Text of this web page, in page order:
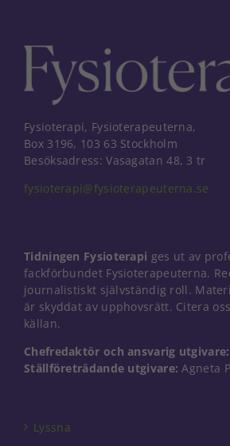
Fysioterapi, Fysioterapeuterna,
Box 3196, 103 63 Stockholm
Besöksadress: Vasagatan 48, 3 tr
fysioterapi@fysioterapeuterna.se
Tidningen Fysioterapi ges ut av
fackförbundet Fysioterapeuterna.
journalistiskt självständig roll.
är skyddat av upphovsrätt. Citera
källan.
Chefredaktör och ansvarig utgivare:
Ställföreträdande utgivare: Agneta
Lyssna